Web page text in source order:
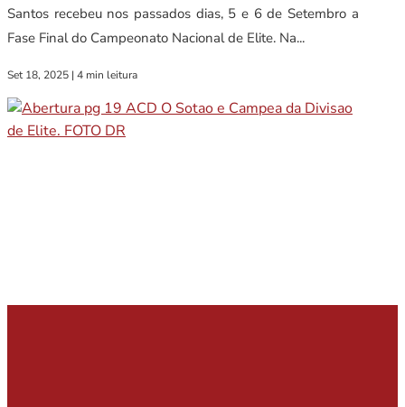
Santos recebeu nos passados dias, 5 e 6 de Setembro a
Fase Final do Campeonato Nacional de Elite. Na...
Set 18, 2025 | 4 min leitura